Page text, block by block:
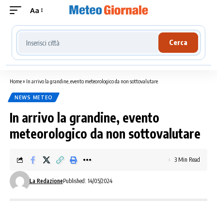
Aa
Cerca località meteo
Cerca
Home» In arrivo la grandine, evento meteorologico da non sottovalutare
NEWS METEO
In arrivo la grandine, evento
meteorologico da non sottovalutare
La RedazionePublished: 14/05/2024
3 Min Read